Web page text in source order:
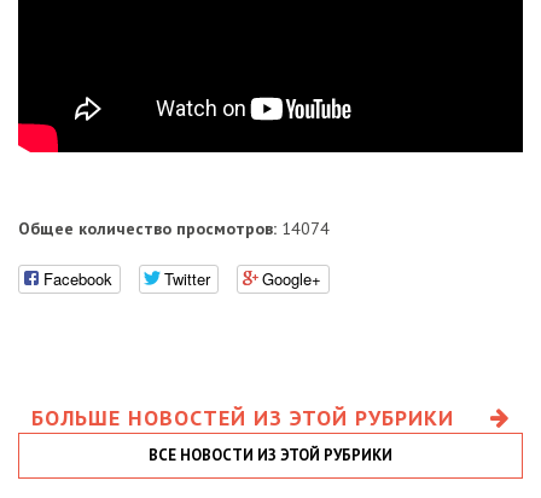
Общее количество просмотров: 14074
Facebook Twitter Google+
БОЛЬШЕ НОВОСТЕЙ ИЗ ЭТОЙ РУБРИКИ
ВСЕ НОВОСТИ ИЗ ЭТОЙ РУБРИКИ